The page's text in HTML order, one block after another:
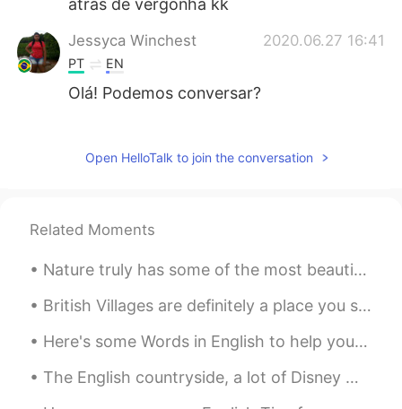
atrás de vergonha kk
Jessyca Winchest 2020.06.27 16:41
PT EN
Olá! Podemos conversar?
JP
@Kian Arad Sheik😊😊
Yasmim Santana 2020.06.22 00:30
Open HelloTalk to join the conversation
Related Moments
Nature truly has some of the most beautiful places in the world. Visiting is just a healthy way t...
British Villages are definitely a place you should visit when you come to the UK 😊 ブリティッシュ ビレッジは...
Here's some Words in English to help you expand your vocabulary 🌹 語彙を増やすのに役立つ英語の単語をいくつか紹介します ⚡ ...
The English countryside, a lot of Disney movies especially classic ones are inspired by the Engli...